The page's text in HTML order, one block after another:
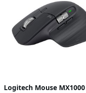
Logitech Mouse MX1000